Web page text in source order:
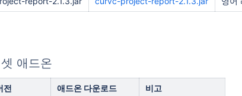
애드온
전 애드온 다운로드 비고